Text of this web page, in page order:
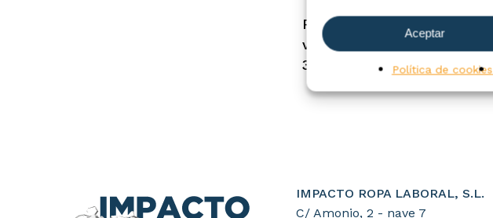
Aceptar
Política de cookies
Seleccionar Opciones
Polo Algodón alta
visibilidad Velilla mod.
305515
IMPACTO ROPA LABORAL, S.L.
C/ Amonio, 2 - nave 7